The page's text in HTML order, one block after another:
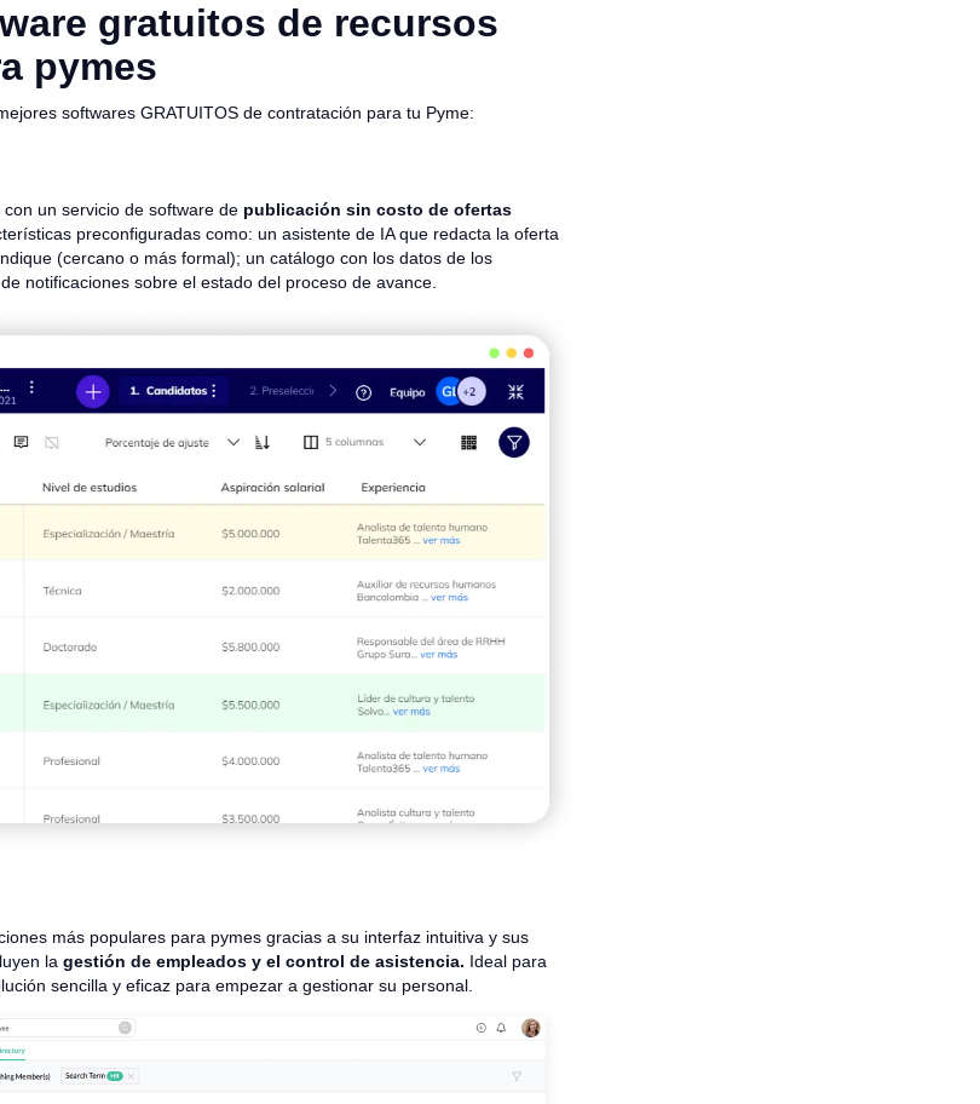
gratuitos de recursos
pymes
softwares GRATUITOS de contratación para tu Pyme:
con un servicio de software de publicación sin costo de ofertas
preconfiguradas como: un asistente de IA que redacta la oferta
(cercano o más formal); un catálogo con los datos de los
notificaciones sobre el estado del proceso de avance.
más populares para pymes gracias a su interfaz intuitiva y sus
la gestión de empleados y el control de asistencia. Ideal para
sencilla y eficaz para empezar a gestionar su personal.